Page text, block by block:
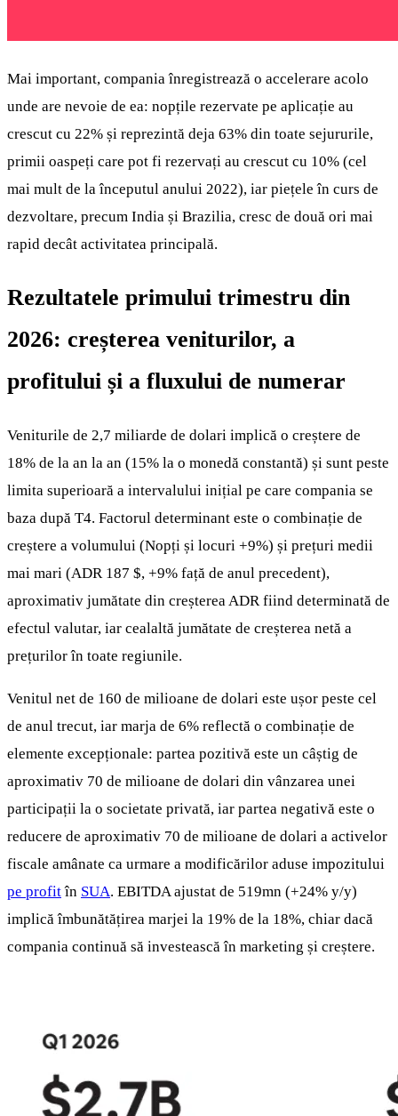
Mai important, compania înregistrează o accelerare acolo
unde are nevoie de ea: nopțile rezervate pe aplicație au
crescut cu 22% și reprezintă deja 63% din toate sejururile,
primii oaspeți care pot fi rezervați au crescut cu 10% (cel
mai mult de la începutul anului 2022), iar piețele în curs de
dezvoltare, precum India și Brazilia, cresc de două ori mai
rapid decât activitatea principală.
Rezultatele primului trimestru din
2026: creșterea veniturilor, a
profitului și a fluxului de numerar
Veniturile de 2,7 miliarde de dolari implică o creștere de
18% de la an la an (15% la o monedă constantă) și sunt peste
limita superioară a intervalului inițial pe care compania se
baza după T4. Factorul determinant este o combinație de
creștere a volumului (Nopți și locuri +9%) și prețuri medii
mai mari (ADR 187 $, +9% față de anul precedent),
aproximativ jumătate din creșterea ADR fiind determinată de
efectul valutar, iar cealaltă jumătate de creșterea netă a
prețurilor în toate regiunile.
Venitul net de 160 de milioane de dolari este ușor peste cel
de anul trecut, iar marja de 6% reflectă o combinație de
elemente excepționale: partea pozitivă este un câștig de
aproximativ 70 de milioane de dolari din vânzarea unei
participații la o societate privată, iar partea negativă este o
reducere de aproximativ 70 de milioane de dolari a activelor
fiscale amânate ca urmare a modificărilor aduse impozitului
pe profitîn SUA. EBITDA ajustat de 519mn (+24% y/y)
implică îmbunătățirea marjei la 19% de la 18%, chiar dacă
compania continuă să investească în marketing și creștere.